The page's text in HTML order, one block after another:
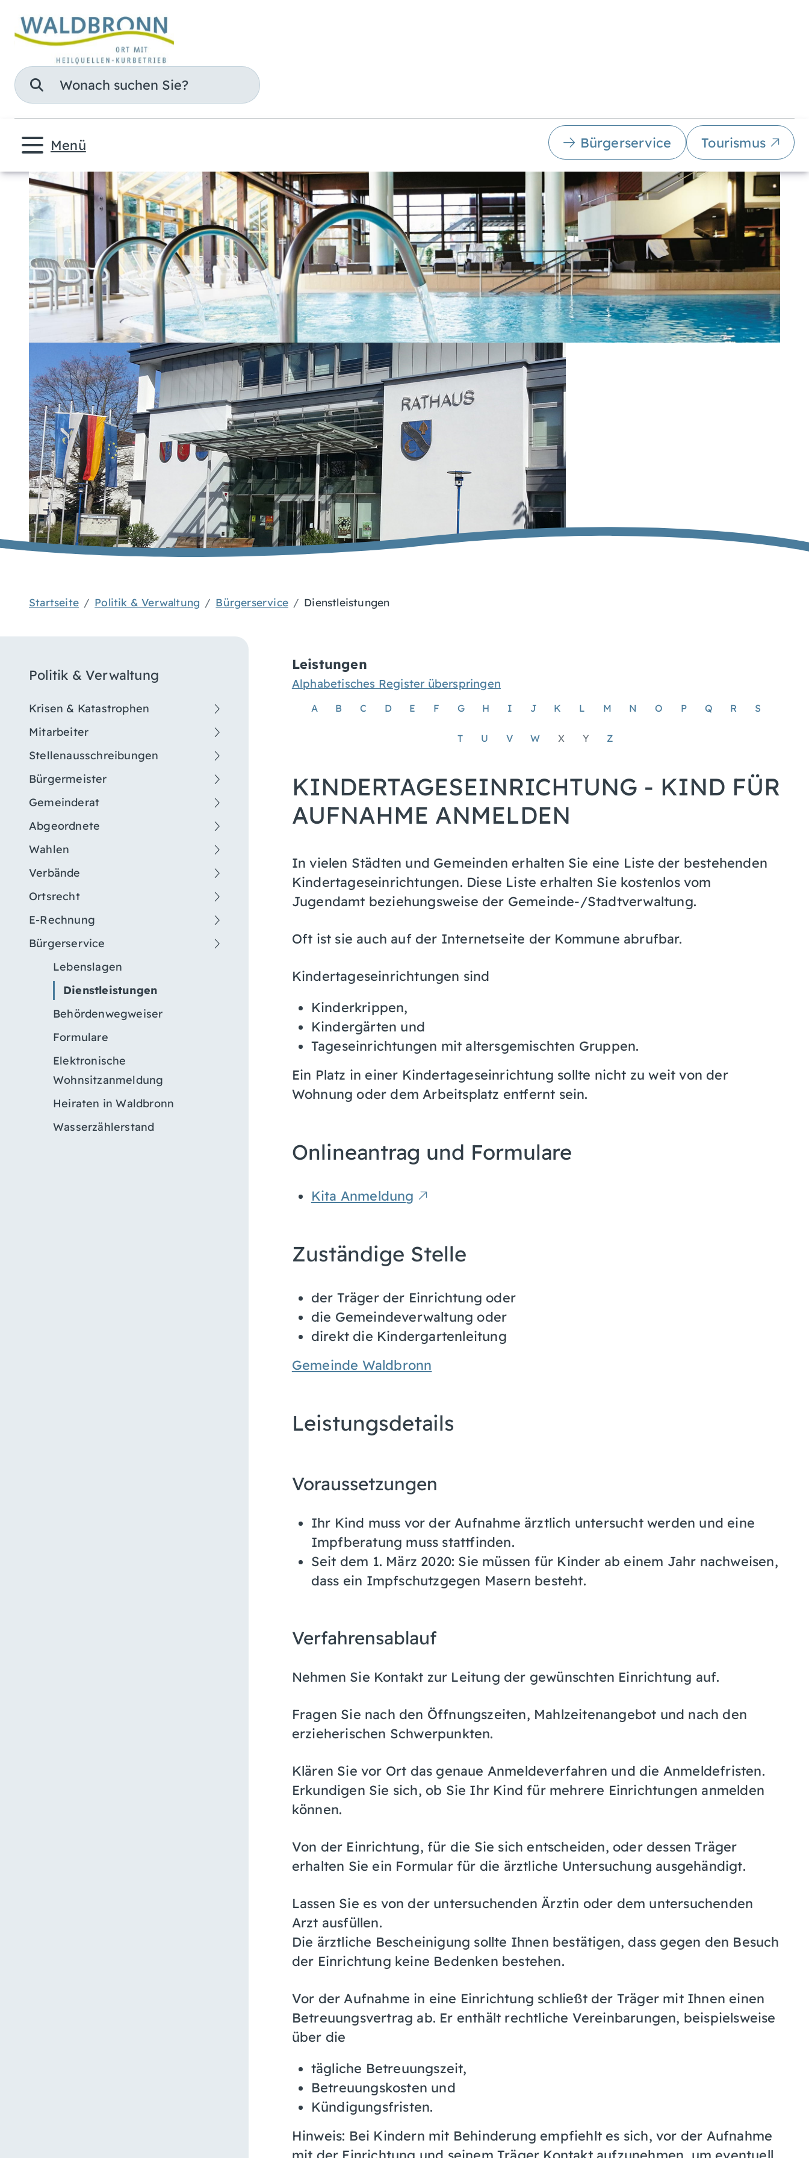
Suche
Menü Bürgerservice Tourismus
Startseite Politik & Verwaltung Bürgerservice Dienstleistungen
Politik & Verwaltung
Krisen & Katastrophen
Mitarbeiter
Stellenausschreibungen
Bürgermeister
Gemeinderat
Abgeordnete
Wahlen
Verbände
Ortsrecht
E-Rechnung
Bürgerservice
Lebenslagen
Dienstleistungen
Behördenwegweiser
Formulare
Elektronische
Wohnsitzanmeldung
Heiraten in Waldbronn
Wasserzählerstand
Leistungen
Alphabetisches Register überspringen
A B C D E F G H I J K L M N O P Q R S
T U V W X Y Z
KINDERTAGESEINRICHTUNG - KIND FÜR
AUFNAHME ANMELDEN
In vielen Städten und Gemeinden erhalten Sie eine Liste der bestehenden
Kindertageseinrichtungen. Diese Liste erhalten Sie kostenlos vom
Jugendamt beziehungsweise der Gemeinde-/Stadtverwaltung.
Oft ist sie auch auf der Internetseite der Kommune abrufbar.
Kindertageseinrichtungen sind
Kinderkrippen,
Kindergärten und
Tageseinrichtungen mit altersgemischten Gruppen.
Ein Platz in einer Kindertageseinrichtung sollte nicht zu weit von der
Wohnung oder dem Arbeitsplatz entfernt sein.
Onlineantrag und Formulare
Kita Anmeldung
Zuständige Stelle
der Träger der Einrichtung oder
die Gemeindeverwaltung oder
direkt die Kindergartenleitung
Gemeinde Waldbronn
Leistungsdetails
Voraussetzungen
Ihr Kind muss vor der Aufnahme ärztlich untersucht werden und eine
Impfberatung muss stattfinden.
Seit dem 1. März 2020: Sie müssen für Kinder ab einem Jahr nachweisen,
dass ein Impfschutzgegen Masern besteht.
Verfahrensablauf
Nehmen Sie Kontakt zur Leitung der gewünschten Einrichtung auf.
Fragen Sie nach den Öffnungszeiten, Mahlzeitenangebot und nach den
erzieherischen Schwerpunkten.
Klären Sie vor Ort das genaue Anmeldeverfahren und die Anmeldefristen.
Erkundigen Sie sich, ob Sie Ihr Kind für mehrere Einrichtungen anmelden
können.
Von der Einrichtung, für die Sie sich entscheiden, oder dessen Träger
erhalten Sie ein Formular für die ärztliche Untersuchung ausgehändigt.
Lassen Sie es von der untersuchenden Ärztin oder dem untersuchenden
Arzt ausfüllen.
Die ärztliche Bescheinigung sollte Ihnen bestätigen, dass gegen den Besuch
der Einrichtung keine Bedenken bestehen.
Vor der Aufnahme in eine Einrichtung schließt der Träger mit Ihnen einen
Betreuungsvertrag ab. Er enthält rechtliche Vereinbarungen, beispielsweise
über die
tägliche Betreuungszeit,
Betreuungskosten und
Kündigungsfristen.
Hinweis: Bei Kindern mit Behinderung empfiehlt es sich, vor der Aufnahme
mit der Einrichtung und seinem Träger Kontakt aufzunehmen, um eventuell